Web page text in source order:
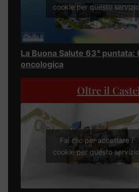
cookie per questo servizio
La Buona Salute 63° puntata:
oncologica
Oltre il
Fai clic per accettare i
cookie per questo servizio